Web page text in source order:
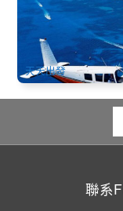
中一日遊
54 已預訂
AUD $1,800.00
天天出發
聯系